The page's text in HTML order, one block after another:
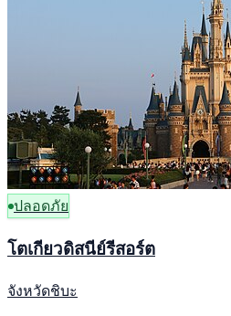
ปลอดภัย
โตเกียวดิสนีย์รีสอร์ต
จังหวัดชิบะ